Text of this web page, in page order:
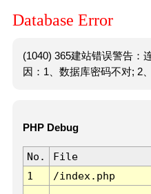
Database Error
(1040) 365建站错误警告：
因：1、数据库密码不对; 2
PHP Debug
No. File
1
/index.php